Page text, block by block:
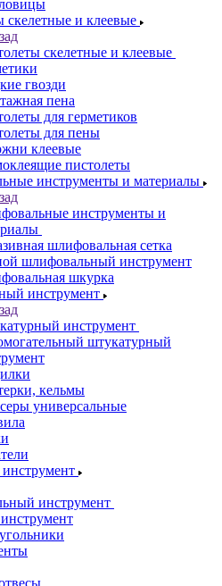
скелетные и клеевые
скелетные и клеевые
гвозди
пена
для герметиков
для пены
клеевые
пистолеты
инструменты и материалы
инструменты и
шлифовальная сетка
шлифовальный инструмент
шкурка
инструмент
инструмент
штукатурный
кельмы
универсальные
инструмент